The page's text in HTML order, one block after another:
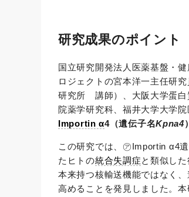
研究成果のポイント
国立研究開発法人医薬基盤・
ロジェクトの宮本洋一主任研
研究所 講師）、大阪大学蛋白
院薬学研究科、福井大学大学
Importin α4（遺伝子名Kpna4
この研究では、㋐Importin α4
たヒトの統合失調症と類似し
本来持つ核輸送機能ではなく
高めることを発見しました。